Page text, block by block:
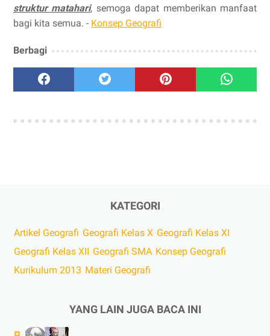
struktur matahari, semoga dapat memberikan manfaat
bagi kita semua. - Konsep Geografi
Berbagi
KATEGORI
Artikel Geografi Geografi Kelas X Geografi Kelas XI
Geografi Kelas XII Geografi SMA Konsep Geografi
Kurikulum 2013 Materi Geografi
YANG LAIN JUGA BACA INI